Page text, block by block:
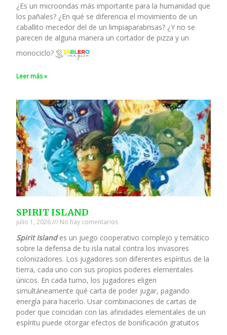
¿Es un microondas más importante para la humanidad que
los pañales? ¿En qué se diferencia el movimiento de un
caballito mecedor del de un limpiaparabrisas? ¿Y no se
parecen de alguna manera un cortador de pizza y un
monociclo?
Leer más »
SPIRIT ISLAND
julio 1, 2026 No hay comentarios
Spirit Islandes un juego cooperativo complejo y temático
sobre la defensa de tu isla natal contra los invasores
colonizadores. Los jugadores son diferentes espíritus de la
tierra, cada uno con sus propios poderes elementales
únicos. En cada turno, los jugadores eligen
simultáneamente qué carta de poder jugar, pagando
energía para hacerlo. Usar combinaciones de cartas de
poder que coincidan con las afinidades elementales de un
espíritu puede otorgar efectos de bonificación gratuitos